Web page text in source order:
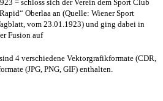
= schloss sich der Verein dem Sport Club
Oberlaa an (Quelle: Wiener Sport
vom 23.01.1923) und ging dabei in
Fusion auf
4 verschiedene Vektorgrafikformate (CDR,
(JPG, PNG, GIF) enthalten.